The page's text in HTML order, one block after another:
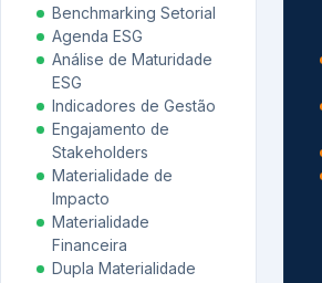
Benchmarking Setorial
Agenda ESG
Análise de Maturidade
ESG
Indicadores de Gestão
Engajamento de
Stakeholders
Materialidade de
Impacto
Materialidade
Financeira
Dupla Materialidade